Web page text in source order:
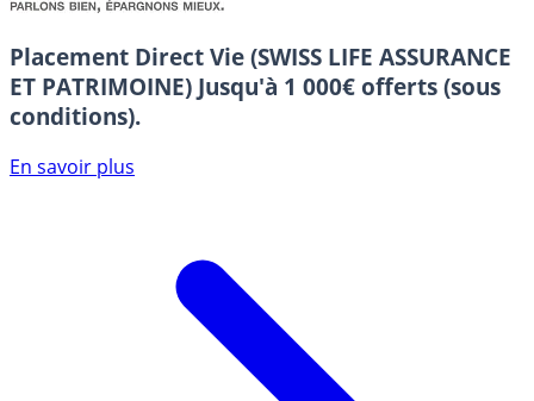
Placement Direct Vie (SWISS LIFE ASSURANCE
ET PATRIMOINE) Jusqu'à 1 000€ offerts (sous
conditions).
En savoir plus